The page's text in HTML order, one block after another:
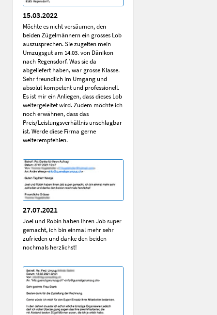
15.03.2022
Möchte es nicht versäumen, den
beiden Zügelmännern ein grosses Lob
auszusprechen. Sie zügelten mein
Umzugsgut am 14.03. von Dänikon
nach Regensdorf. Was sie da
abgeliefert haben, war grosse Klasse.
Sehr freundlich im Umgang und
absolut kompetent und professionell.
Es ist mir ein Anliegen, dass dieses Lob
weitergeleitet wird. Zudem möchte ich
noch erwähnen, dass das
Preis/Leistungsverhältnis unschlagbar
ist. Werde diese Firma gerne
weiterempfehlen.
27.07.2021
Joel und Robin haben Ihren Job super
gemacht, ich bin einmal mehr sehr
zufrieden und danke den beiden
nochmals herzlichst!